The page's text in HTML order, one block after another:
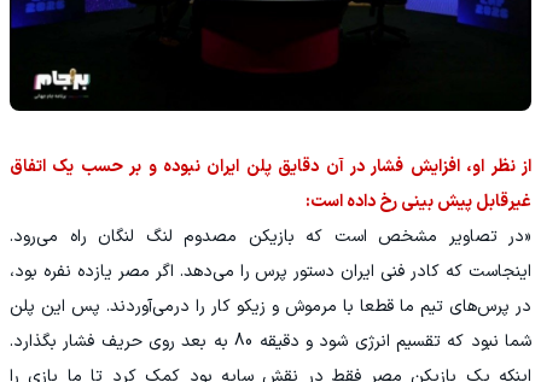
از نظر او، افزایش فشار در آن دقایق پلن ایران نبوده و بر حسب یک اتفاق
غیرقابل پیش بینی رخ داده است:
«در تصاویر مشخص است که بازیکن مصدوم لنگ لنگان راه می‌رود.
اینجاست که کادر فنی ایران دستور پرس را می‌دهد. اگر مصر یازده نفره بود،
در پرس‌های تیم ما قطعا با مرموش و زیکو کار را درمی‌آوردند. پس این پلن
شما نبود که تقسیم انرژی شود و دقیقه 80 به بعد روی حریف فشار بگذارد.
اینکه یک بازیکن مصر فقط در نقش سایه بود کمک کرد تا ما بازی را